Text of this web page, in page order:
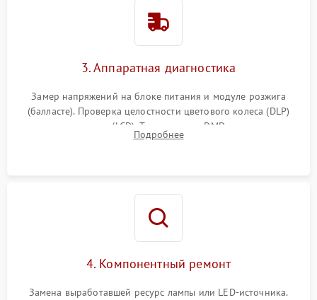
3. Аппаратная диагностика
Замер напряжений на блоке питания и модуле розжига
(балласте). Проверка целостности цветового колеса (DLP)
или поляризаторов (LCD). Тестирование DMD-чипа, датчиков
температуры и оптопар с помощью мультиметра и
Подробнее
4. Компонентный ремонт
Замена выработавшей ресурс лампы или LED-источника.